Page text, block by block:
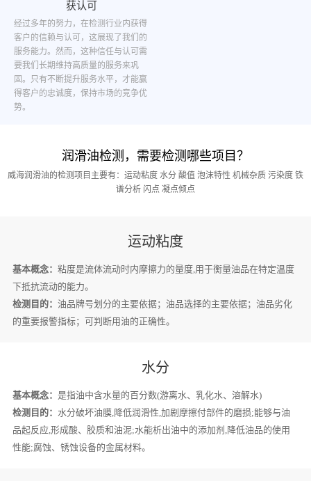
获认可
经过多年的努力，在检测行业内获得
客户的信赖与认可，这展现了我们的
服务能力。然而，这种信任与认可需
要我们长期维持高质量的服务来巩
固。只有不断提升服务水平，才能赢
得客户的忠诚度，保持市场的竞争优
势。
润滑油检测，需要检测哪些项目？
威海润滑油的检测项目主要有：运动粘度 水分 酸值 泡沫特性 机械杂质 污染度 铁
谱分析 闪点 凝点倾点
运动粘度
基本概念： 粘度是流体流动时内摩擦力的量度,用于衡量油品在特定温度
下抵抗流动的能力。
检测目的： 油品牌号划分的主要依据；油品选择的主要依据；油品劣化
的重要报警指标；可判断用油的正确性。
水分
基本概念： 是指油中含水量的百分数(游离水、乳化水、溶解水)
检测目的： 水分破坏油膜,降低润滑性,加剧摩擦付部件的磨损;能够与油
品起反应,形成酸、胶质和油泥;水能析出油中的添加剂,降低油品的使用
性能;腐蚀、锈蚀设备的金属材料。